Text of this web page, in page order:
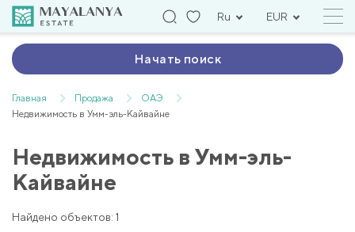
Ru EUR
Начать поиск
Главная Продажа
ОАЭ
Недвижимость в Умм-эль-Кайвайне
Недвижимость в Умм-эль-
Кайвайне
Найдено объектов: 1